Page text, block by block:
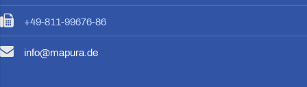
+49-811-99676-86
info@mapura.de